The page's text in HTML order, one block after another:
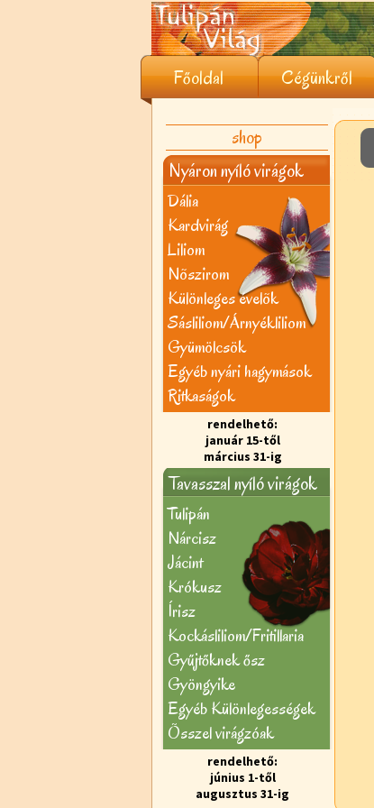
Főoldal Cégünkről
shop
Nyáron nyíló virágok
Dália
Kardvirág
Liliom
Nõszirom
Különleges évelõk
Sásliliom/Árnyékliliom
Gyümölcsök
Egyéb nyári hagymások
Ritkaságok
rendelhető:
január 15-től
március 31-ig
Tavasszal nyíló virágok
Tulipán
Nárcisz
Jácint
Krókusz
Írisz
Kockásliliom/Fritillaria
Gyűjtőknek ősz
Gyöngyike
Egyéb Különlegességek
Õsszel virágzóak
rendelhető:
június 1-től
augusztus 31-ig